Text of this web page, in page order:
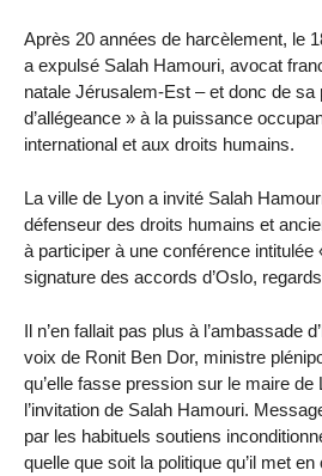
Après 20 années de harcèlement, le
a expulsé Salah Hamouri, avocat
natale Jérusalem-Est – et donc de sa
d’allégeance » à la puissance
international et aux droits humains.
La ville de Lyon a invité Salah
défenseur des droits humains et
à participer à une conférence intitulée
signature des accords d’Oslo,
Il n’en fallait pas plus à l’ambassade
voix de Ronit Ben Dor, ministre
qu’elle fasse pression sur le maire de
l’invitation de Salah Hamouri.
par les habituels soutiens
quelle que soit la politique qu’il met